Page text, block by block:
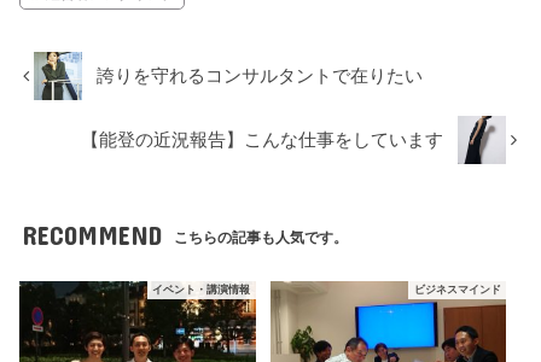
誇りを守れるコンサルタントで在りたい
【能登の近況報告】こんな仕事をしています
RECOMMEND こちらの記事も人気です。
イベント・講演情報 ビジネスマインド